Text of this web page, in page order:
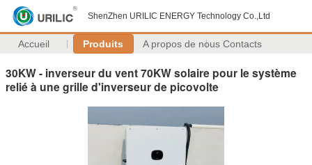
ShenZhen URILIC ENERGY Technology Co.,Ltd
Accueil Produits A propos de nous Contacts
30KW - inverseur du vent 70KW solaire pour le système
relié à une grille d'inverseur de picovolte